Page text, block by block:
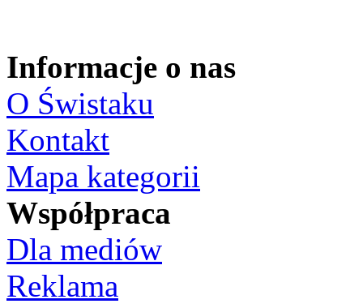
Informacje o nas
O Świstaku
Kontakt
Mapa kategorii
Współpraca
Dla mediów
Reklama